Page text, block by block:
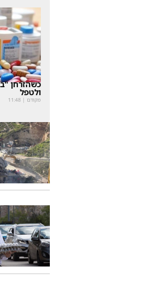
כשהזרחן
ולטפל
מקודם |
11:48